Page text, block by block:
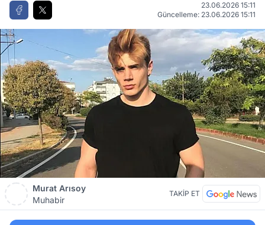
23.06.2026 15:11
Güncelleme: 23.06.2026 15:11
Murat Arısoy
Muhabir
TAKİP ET